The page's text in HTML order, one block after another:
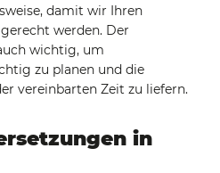
damit wir Ihren
werden. Der
wichtig, um
zu planen und die
vereinbarten Zeit zu liefern.
in